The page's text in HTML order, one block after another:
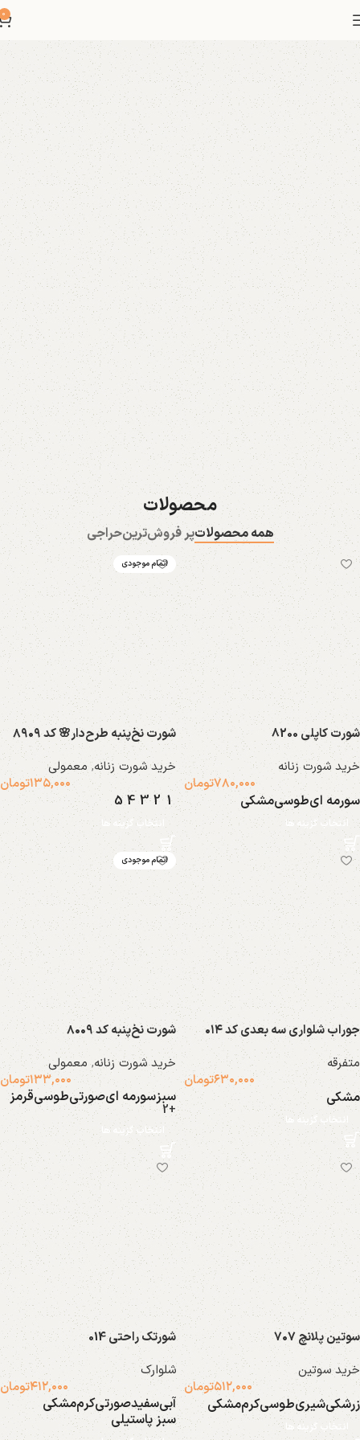
0 یگیما منتخب شیک پوشان
محصولات متنوع با کیفیت عالی
راحت و متناسب با سایز شما
تخفیفی ها
27 محصول
ست
165 محصول
خرید شورت زنانه
239 محصول
خرید سوتین
107 محصول
شال
9 محصول
مایو
13 محصول
محصولات ایراد دار
59 محصول
نیم تنه
268 محصول
جوراب
2 محصول
اسپورت
39 محصول
متفرقه
46 محصول
محصولات
همه محصولاتپر فروش‌ترینحراجی
شورت کاپلی 8200
خرید شورت زنانه
۷۸۰,۰۰۰تومان
سورمه ایطوسیمشکی
انتخاب گزینه ها
اتمام موجودی
شورت نخ‌پنبه طرح‌دار🌸 کد ۸۹۰۹
خرید شورت زنانه,معمولی
۱۳۵,۰۰۰تومان
1
2
3
4
5
انتخاب گزینه ها
جوراب شلواری سه بعدی کد ۰۱۴
متفرقه
۶۳۰,۰۰۰تومان
مشکی
انتخاب گزینه ها
اتمام موجودی
شورت نخ‌‌پنبه کد ۸۰۰۹
خرید شورت زنانه,معمولی
۱۳۳,۰۰۰تومان
سبزسورمه ایصورتیطوسیقرمز
+2
انتخاب گزینه ها
سوتین پلانچ ۷۰۷
خرید سوتین
۵۱۲,۰۰۰تومان
زرشکیشیریطوسیکرممشکی
انتخاب گزینه ها
شورتک راحتی 014
شلوارک
۴۱۲,۰۰۰تومان
آبیسفیدصورتیکرممشکی
سبز پاستیلی